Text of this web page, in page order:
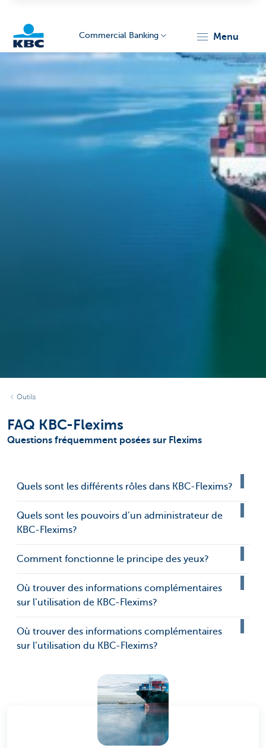
Commercial Banking menu
Outils
FAQ KBC-Flexims
Questions fréquemment posées sur Flexims
Quels sont les différents rôles dans KBC-Flexims?
Quels sont les pouvoirs d’un administrateur de
KBC-Flexims?
Comment fonctionne le principe des yeux?
Où trouver des informations complémentaires
sur l’utilisation de KBC-Flexims?
Où trouver des informations complémentaires
sur l’utilisation du KBC-Flexims?